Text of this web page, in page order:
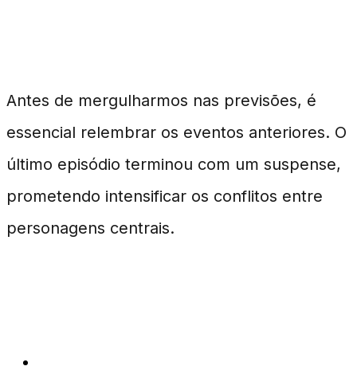
Antes de mergulharmos nas previsões, é
essencial relembrar os eventos anteriores. O
último episódio terminou com um suspense,
prometendo intensificar os conflitos entre
personagens centrais.